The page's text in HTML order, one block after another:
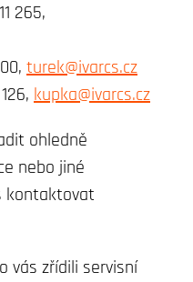
265,
, turek@ivarcs.cz
, kupka@ivarcs.cz
ohledně
nebo jiné
kontaktovat
vás zřídili servisní